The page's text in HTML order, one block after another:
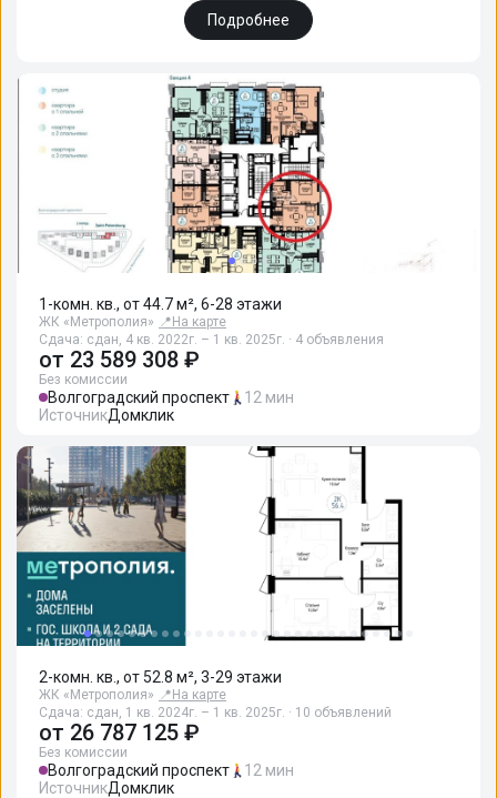
Подробнее
1-комн. кв., от 44.7 м², 6-28 этажи
ЖК «Метрополия» 📍 На карте
Сдача: сдан, 4 кв. 2022г. – 1 кв. 2025г. · 4 объявления
от 23 589 308 ₽
Без комиссии
Волгоградский проспект
12 мин
ИсточникДомклик
2-комн. кв., от 52.8 м², 3-29 этажи
ЖК «Метрополия» 📍 На карте
Сдача: сдан, 1 кв. 2024г. – 1 кв. 2025г. · 10 объявлений
от 26 787 125 ₽
Без комиссии
Волгоградский проспект
12 мин
ИсточникДомклик